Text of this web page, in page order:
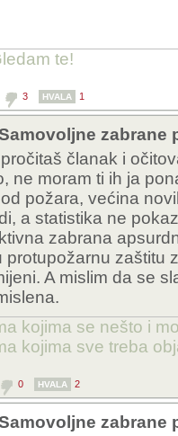
te!
3 HVALA 1
članak i
ne moram ti ih ja
požara, većina
a statistika ne
zabrana
protupožarnu zaštitu
A mislim da se
kojima se nešto i
kojima sve treba
0 HVALA 2